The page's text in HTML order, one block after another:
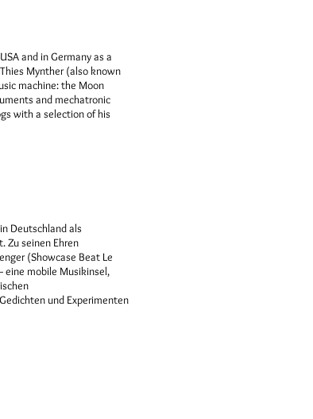
and in Germany as a
Mynther (also known
machine: the Moon
and mechatronic
with a selection of his
Deutschland als
Zu seinen Ehren
(Showcase Beat Le
eine mobile Musikinsel,
und Experimenten